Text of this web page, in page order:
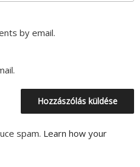
by email.
spam. Learn how your